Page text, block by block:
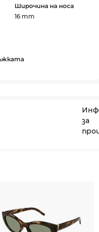
Широчина на носа
16 mm
за